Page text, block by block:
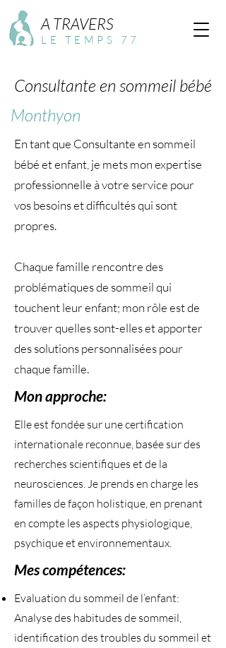
LE TEMPS 77
A TRAVERS
Consultante en sommeil bébé
Monthyon
En tant que Consultante en sommeil
bébé et enfant, je mets mon expertise
professionnelle à votre service pour
vos besoins et difficultés qui sont
propres.
Chaque famille rencontre des
problématiques de sommeil qui
touchent leur enfant; mon rôle est de
trouver quelles sont-elles et apporter
des solutions personnalisées pour
chaque famille.
Mon approche:
Elle est fondée sur une certification
internationale reconnue, basée sur des
recherches scientifiques et de la
neurosciences. Je prends en charge les
familles de façon holistique, en prenant
en compte les aspects physiologique,
psychique et environnementaux.
Mes compétences:
Evaluation du sommeil de l’enfant:
Analyse des habitudes de sommeil,
identification des troubles du sommeil et